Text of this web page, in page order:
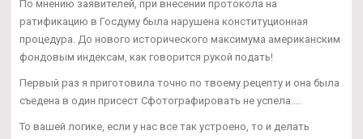
По мнению заявителей, при внесении протокола на
ратификацию в Госдуму была нарушена конституционная
процедура. До нового исторического максимума американским
фондовым индексам, как говорится рукой подать!
Первый раз я приготовила точно по твоему рецепту и она была
съедена в один присест Сфотографировать не успела....
То вашей логике, если у нас все так устроено, то и делать